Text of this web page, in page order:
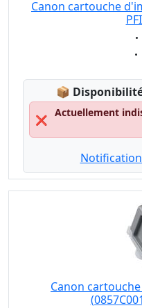
Canon cartouche
📦 Lagerstatus:
❌
Actuellement
Canon